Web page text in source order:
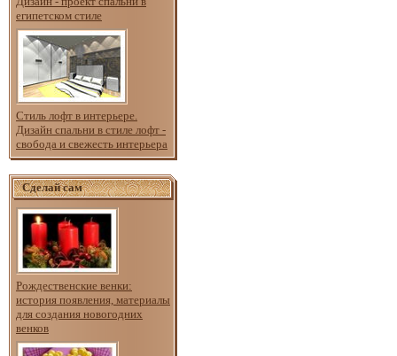
египетском стиле
Стиль лофт в интерьере.
Дизайн спальни в стиле лофт -
свобода и свежесть интерьера
Сделай сам
Рождественские венки:
история появления, материалы
для создания новогодних
венков